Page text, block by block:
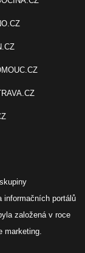
informačních portálů
založená v roce
marketing.